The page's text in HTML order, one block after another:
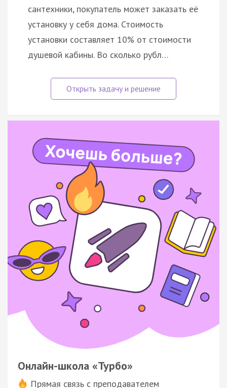
сантехники, покупатель может заказать её
установку у себя дома. Стоимость
установки составляет 10% от стоимости
душевой кабины. Во сколько рубл…
Онлайн-школа «Турбо»
Прямая связь с преподавателем